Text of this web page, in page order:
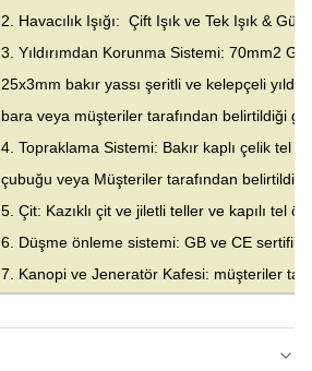
2. Havacılık Işığı: Çift Işık ve Tek Işık &
3. Yıldırımdan Korunma Sistemi: 70mm2 G/
25x3mm bakır yassı şeritli ve kelepçeli
bara veya müşteriler tarafından belirtildiği
4. Topraklama Sistemi: Bakır kaplı çelik tel
çubuğu veya Müşteriler tarafından belirtildiği
5. Çit: Kazıklı çit ve jiletli teller ve kapılı tel
6. Düşme önleme sistemi: GB ve CE
7. Kanopi ve Jeneratör Kafesi: müşteriler